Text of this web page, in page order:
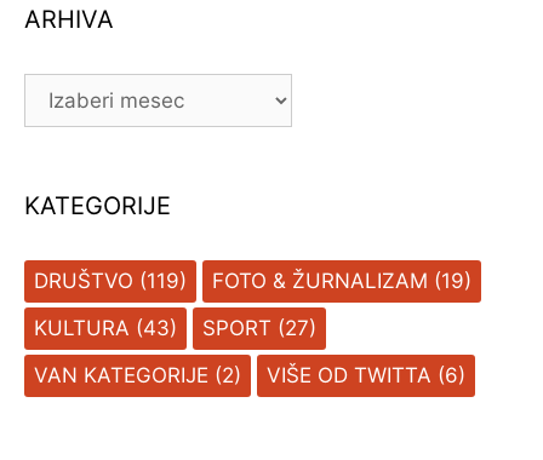
ARHIVA
ARHIVA
KATEGORIJE
DRUŠTVO (119) FOTO & ŽURNALIZAM (19)
KULTURA (43) SPORT (27)
VAN KATEGORIJE (2) VIŠE OD TWITTA (6)